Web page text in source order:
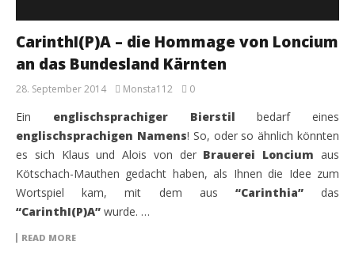
CarinthI(P)A – die Hommage von Loncium
an das Bundesland Kärnten
28. September 2014 Monsta112 0
Ein englischsprachiger Bierstil bedarf eines
englischsprachigen Namens! So, oder so ähnlich könnten
es sich Klaus und Alois von der Brauerei Loncium aus
Kötschach-Mauthen gedacht haben, als Ihnen die Idee zum
Wortspiel kam, mit dem aus “Carinthia”das
“CarinthI(P)A” wurde. …
READ MORE